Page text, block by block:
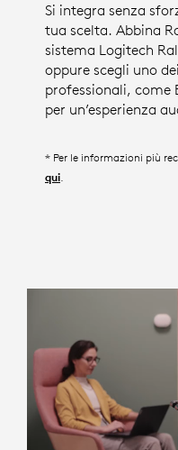
Si integra senza
tua scelta. Abbina
sistema Logitech
oppure scegli uno
professionali, come
per un’esperienza
* Per le informazioni più
qui.